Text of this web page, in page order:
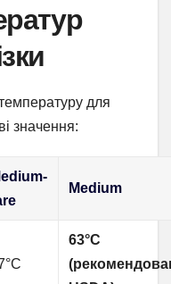
для
значення:
Medium
63°C